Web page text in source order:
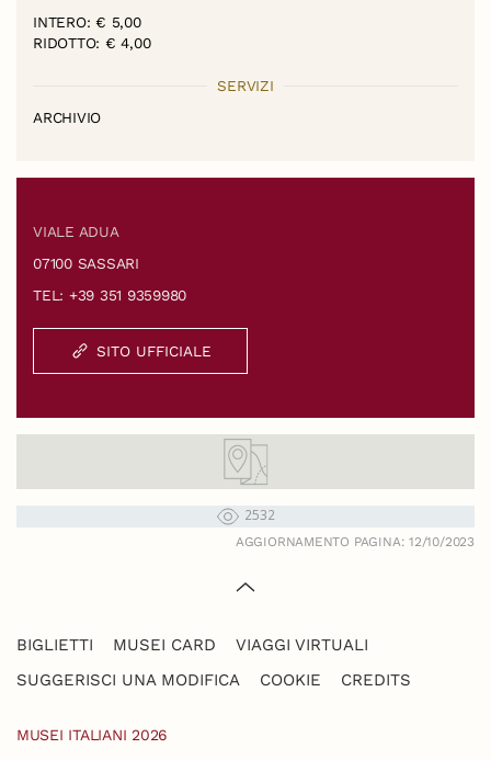
INTERO: € 5,00
RIDOTTO: € 4,00
SERVIZI
ARCHIVIO
VIALE ADUA
07100 SASSARI
TEL: +39 351 9359980
SITO UFFICIALE
2532
AGGIORNAMENTO PAGINA: 12/10/2023
BIGLIETTI MUSEI CARD
VIAGGI VIRTUALI
SUGGERISCI UNA MODIFICA
COOKIE CREDITS
MUSEI ITALIANI 2026